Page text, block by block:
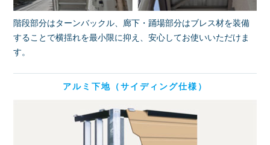
階段部分はターンバックル、廊下・踊場部分はブレス材を装備
することで横揺れを最小限に抑え、安心してお使いいただけま
す。
アルミ下地（サイディング仕様）